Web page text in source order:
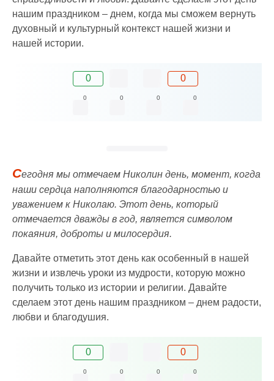
нашим праздником – днем, когда мы сможем вернуть
духовный и культурный контекст нашей жизни и
нашей истории.
0 0
0 0 0 0
Сегодня мы отмечаем Николин день, момент, когда
наши сердца наполняются благодарностью и
уважением к Николаю. Этот день, который
отмечается дважды в год, является символом
покаяния, доброты и милосердия.
Давайте отметить этот день как особенный в нашей
жизни и извлечь уроки из мудрости, которую можно
получить только из истории и религии. Давайте
сделаем этот день нашим праздником – днем радости,
любви и благодушия.
0 0
0 0 0 0